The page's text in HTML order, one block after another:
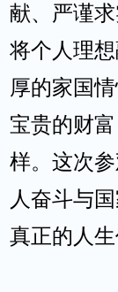
献、严谨
将个人理
厚的家国
宝贵的财
样。这次
人奋斗与
真正的人生